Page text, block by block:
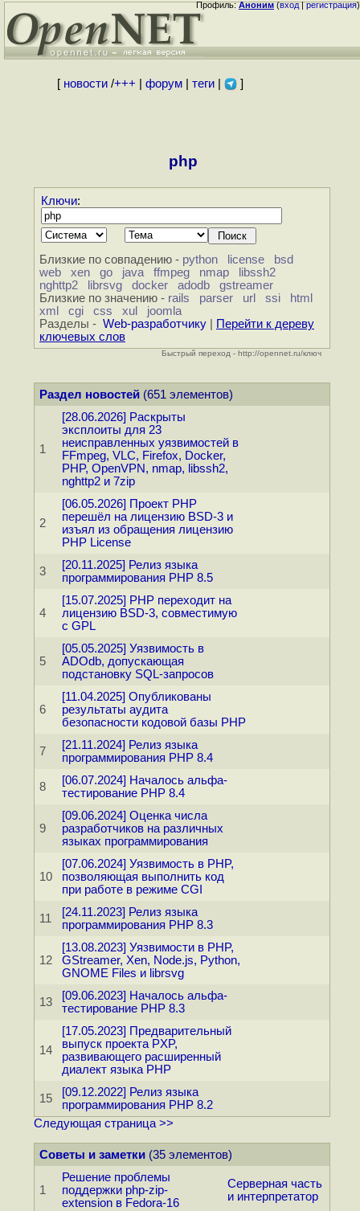
Профиль:Аноним(вход|регистрация)
[ новости/+++ форум| теги| ]
php
Ключи:
Близкие по совпадению - python license
bsd
web
xen go java ffmpeg nmap
libssh2
nghttp2
librsvg docker adodb
gstreamer
Близкие по значению - rails parser url ssi
html
xml
cgi css xul
joomla
Разделы - Web-разработчику
Перейти к дереву
ключевых слов
Быстрый переход - http://opennet.ru/ключ
Раздел новостей (651 элементов)
1
[28.06.2026] Раскрыты
эксплоиты для 23
неисправленных уязвимостей в
FFmpeg, VLC, Firefox, Docker,
PHP, OpenVPN, nmap, libssh2,
nghttp2 и 7zip
2
[06.05.2026] Проект PHP
перешёл на лицензию BSD-3 и
изъял из обращения лицензию
PHP License
3
[20.11.2025] Релиз языка
программирования PHP 8.5
4
[15.07.2025] PHP переходит на
лицензию BSD-3, совместимую
с GPL
5
[05.05.2025] Уязвимость в
ADOdb, допускающая
подстановку SQL-запросов
6
[11.04.2025] Опубликованы
результаты аудита
безопасности кодовой базы PHP
7
[21.11.2024] Релиз языка
программирования PHP 8.4
8
[06.07.2024] Началось альфа-
тестирование PHP 8.4
9
[09.06.2024] Оценка числа
разработчиков на различных
языках программирования
10
[07.06.2024] Уязвимость в PHP,
позволяющая выполнить код
при работе в режиме CGI
11
[24.11.2023] Релиз языка
программирования PHP 8.3
12
[13.08.2023] Уязвимости в PHP,
GStreamer, Xen, Node.js, Python,
GNOME Files и librsvg
13
[09.06.2023] Началось альфа-
тестирование PHP 8.3
14
[17.05.2023] Предварительный
выпуск проекта PXP,
развивающего расширенный
диалект языка PHP
15
[09.12.2022] Релиз языка
программирования PHP 8.2
Следующая страница >>
Советы и заметки (35 элементов)
1
Решение проблемы
поддержки php-zip-
extension в Fedora-16
Серверная часть
и интерпретатор